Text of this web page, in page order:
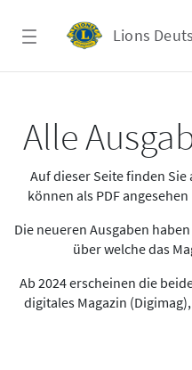
Lions
Alle
Auf dieser Seite finden Sie
können als PDF
Die neueren Ausgaben
über welche das
Ab 2024 erscheinen die
digitales Magazin